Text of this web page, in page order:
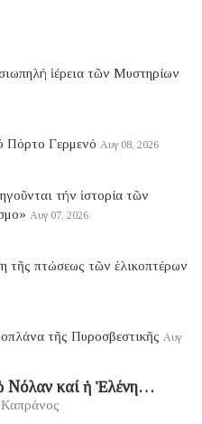
ἱέρεια τῶν Μυστηρίων
Πόρτο Γερμενό Αυγ 08, 2026
τήν ἱστορία τῶν
Αυγ 07, 2026
τῆς πτώσεως τῶν ἑλικοπτέρων
τῆς Πυροσβεστικῆς Αυγ
Νόλαν καί ἡ Ἑλένη…